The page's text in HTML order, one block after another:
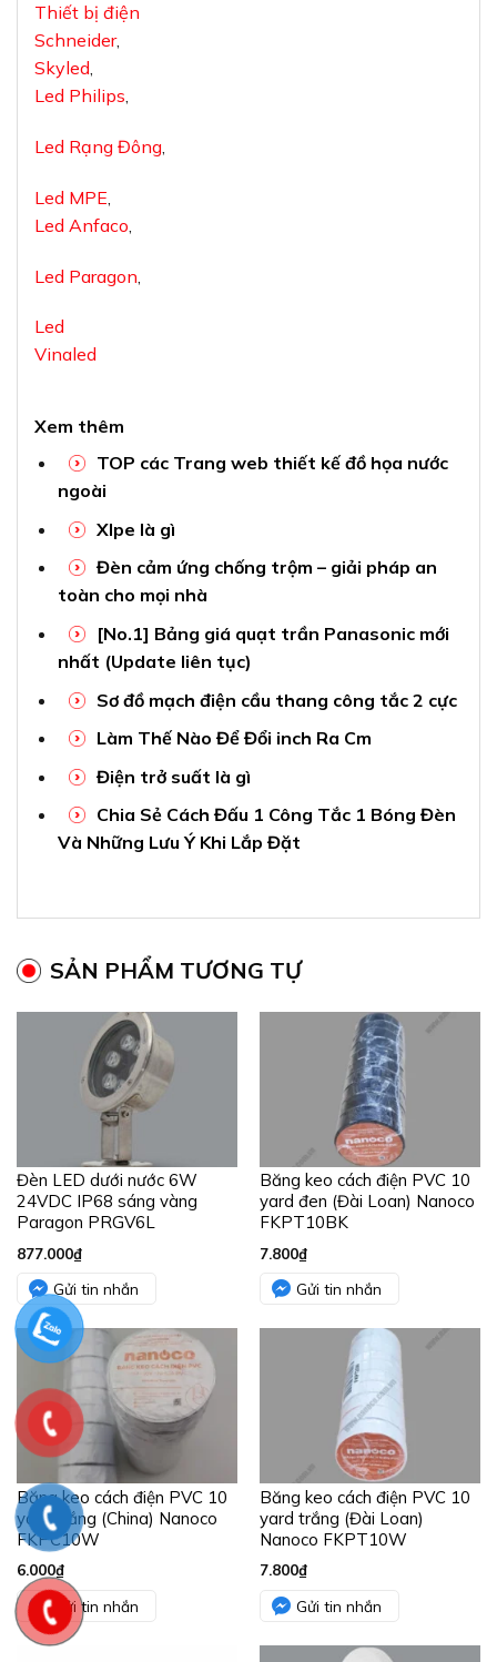
Thiết bị điện
Schneider,
Skyled,
Led Philips,
Led Rạng Đông
Led MPE
Led Anfaco
Led Paragon
Led
Vinaled
Xem thêm
TOP các Trang web thiết kế đồ họa nước
ngoài
Xlpe là gì
Đèn cảm ứng chống trộm – giải pháp an
toàn cho mọi nhà
[No.1] Bảng giá quạt trần Panasonic mới
nhất (Update liên tục)
Sơ đồ mạch điện cầu thang công tắc 2 cực
Làm Thế Nào Để Đổi inch Ra Cm
Điện trở suất là gì
Chia Sẻ Cách Đấu 1 Công Tắc 1 Bóng Đèn
Và Những Lưu Ý Khi Lắp Đặt
SẢN PHẨM TƯƠNG TỰ
Đèn LED dưới nước 6W
24VDC IP68 sáng vàng
Paragon PRGV6L
877.000₫
Gửi tin nhắn
Băng keo cách điện PVC 10
yard đen (Đài Loan) Nanoco
FKPT10BK
7.800₫
Gửi tin nhắn
Băng keo cách điện PVC 10
yard trắng (China) Nanoco
FKPC10W
6.000₫
Gửi tin nhắn
Băng keo cách điện PVC 10
yard trắng (Đài Loan)
Nanoco FKPT10W
7.800₫
Gửi tin nhắn